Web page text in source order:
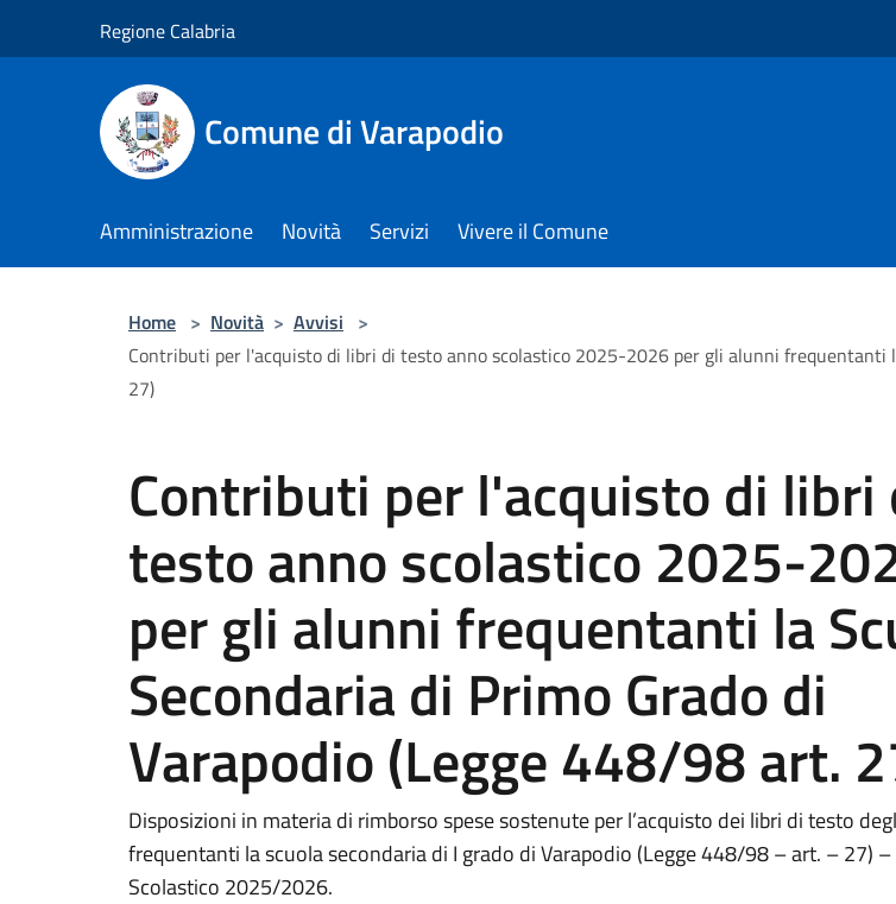
Regione Calabria
Comune di Varapodio
Amministrazione Novità Servizi Vivere il Comune
Home > Novità > Avvisi >
Contributi per l'acquisto di libri di testo anno scolastico 2025-2026 per gli alunni frequentanti
27)
Contributi per l'acquisto di libri
testo anno scolastico 2025-
per gli alunni frequentanti la
Secondaria di Primo Grado di
Varapodio (Legge 448/98 art.
Disposizioni in materia di rimborso spese sostenute per l’acquisto dei libri di testo
frequentanti la scuola secondaria di I grado di Varapodio (Legge 448/98 – art. – 27)
Scolastico 2025/2026.